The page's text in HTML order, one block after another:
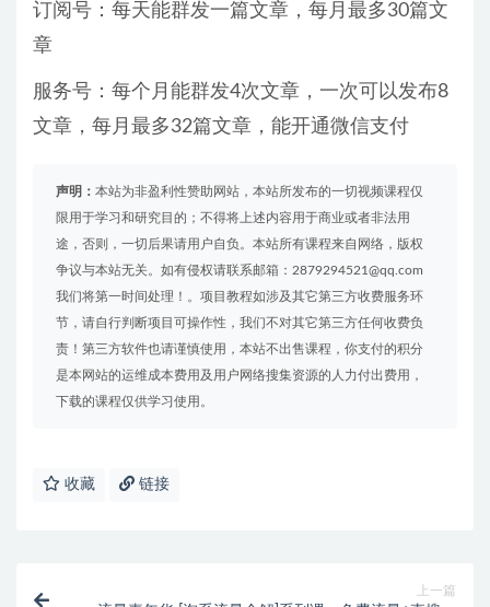
订阅号：每天能群发一篇文章，每月最多30篇文
章
服务号：每个月能群发4次文章，一次可以发布8
文章，每月最多32篇文章，能开通微信支付
声明： 本站为非盈利性赞助网站，本站所发布的一切视频课程仅
限用于学习和研究目的；不得将上述内容用于商业或者非法用
途，否则，一切后果请用户自负。本站所有课程来自网络，版权
争议与本站无关。如有侵权请联系邮箱：2879294521@qq.com
我们将第一时间处理！。项目教程如涉及其它第三方收费服务环
节，请自行判断项目可操作性，我们不对其它第三方任何收费负
责！第三方软件也请谨慎使用，本站不出售课程，你支付的积分
是本网站的运维成本费用及用户网络搜集资源的人力付出费用，
下载的课程仅供学习使用。
收藏 链接
上一篇